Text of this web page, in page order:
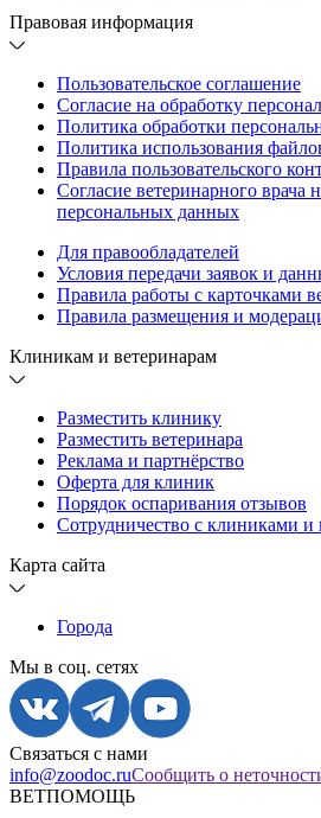
Правовая информация
Пользовательское соглашение
Согласие на обработку
Политика обработки
Политика использования
Правила пользовательского
Согласие ветеринарного врача
персональных данных
Для правообладателей
Условия передачи заявок и
Правила работы с карточками
Правила размещения и
Клиникам и ветеринарам
Разместить клинику
Разместить ветеринара
Реклама и партнёрство
Оферта для клиник
Порядок оспаривания отзывов
Сотрудничество с клиниками и
Карта сайта
Города
Мы в соц. сетях
Связаться с нами
info@zoodoc.ruСообщить о
ВЕТПОМОЩЬ